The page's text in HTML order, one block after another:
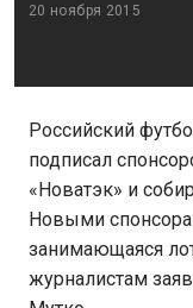
20 ноября 2015
Российский
подписал
«Новатэк» и
Новыми
занимающаяся
журналистам